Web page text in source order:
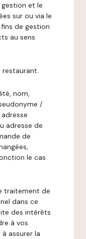
et le
sur ou via le
de gestion
au sens
restaurant.
nom,
/
adresse de
de
le cas
traitement de
dans ce
des intérêts
à vos
assurer la